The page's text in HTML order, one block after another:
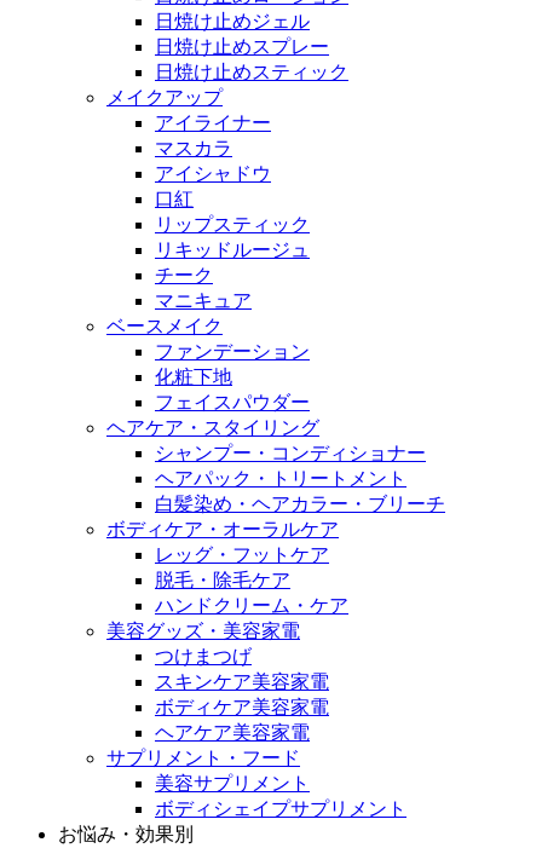
日焼け止めジェル
日焼け止めスプレー
日焼け止めスティック
メイクアップ
アイライナー
マスカラ
アイシャドウ
口紅
リップスティック
リキッドルージュ
チーク
マニキュア
ベースメイク
ファンデーション
化粧下地
フェイスパウダー
ヘアケア・スタイリング
シャンプー・コンディショナー
ヘアパック・トリートメント
白髪染め・ヘアカラー・ブリーチ
ボディケア・オーラルケア
レッグ・フットケア
脱毛・除毛ケア
ハンドクリーム・ケア
美容グッズ・美容家電
つけまつげ
スキンケア美容家電
ボディケア美容家電
ヘアケア美容家電
サプリメント・フード
美容サプリメント
ボディシェイプサプリメント
お悩み・効果別